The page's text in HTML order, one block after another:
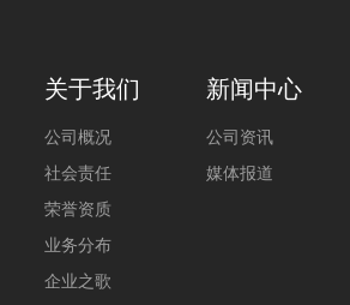
关于我们
公司概况
社会责任
荣誉资质
业务分布
企业之歌
新闻中心
公司资讯
媒体报道